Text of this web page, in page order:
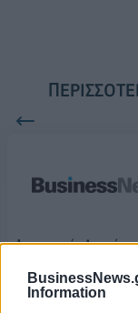
Information
Aνατροπή: Δεν
άνδρας που
του στο